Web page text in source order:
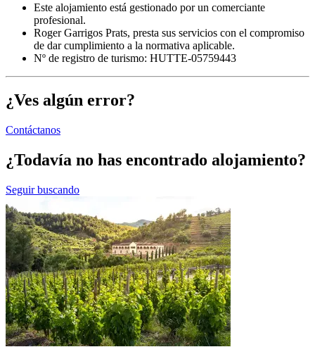
Este alojamiento está gestionado por un comerciante
profesional.
Roger Garrigos Prats, presta sus servicios con el compromiso
de dar cumplimiento a la normativa aplicable.
Nº de registro de turismo: HUTTE-05759443
¿Ves algún error?
Contáctanos
¿Todavía no has encontrado alojamiento?
Seguir buscando